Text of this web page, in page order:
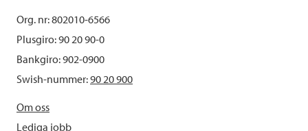
Org. nr: 802010-6566
Plusgiro: 90 20 90-0
Bankgiro: 902-0900
Swish-nummer:90 20 900
Om oss
Lediga jobb